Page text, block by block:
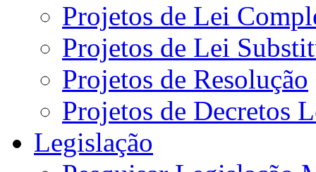
Projetos de Lei
Projetos de Lei
Projetos de Resolução
Projetos de Decretos
Legislação